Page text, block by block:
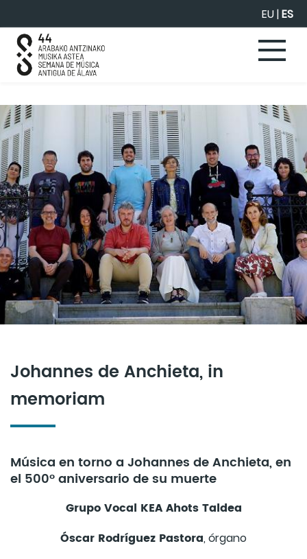
EU|ES
Johannes de Anchieta, in
memoriam
Música en torno a Johannes de Anchieta, en
el 500º aniversario de su muerte
Grupo Vocal KEA Ahots Taldea
Óscar Rodríguez Pastora, órgano